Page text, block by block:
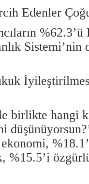
Edenler
birlikte hangi
ekonomi,
%15.5’i